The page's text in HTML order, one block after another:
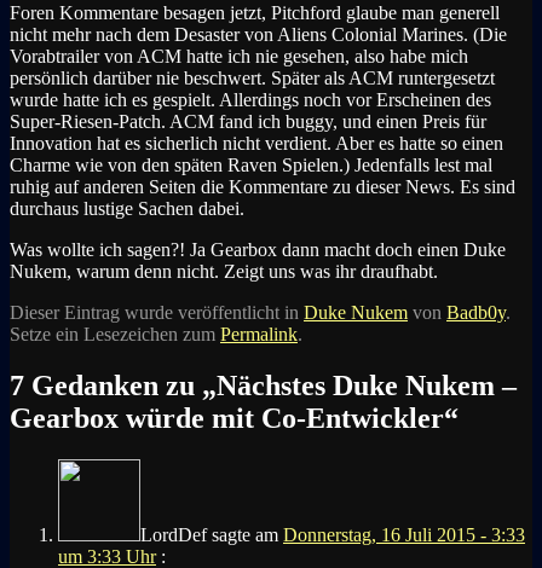
Foren Kommentare besagen jetzt, Pitchford glaube man generell
nicht mehr nach dem Desaster von Aliens Colonial Marines. (Die
Vorabtrailer von ACM hatte ich nie gesehen, also habe mich
persönlich darüber nie beschwert. Später als ACM runtergesetzt
wurde hatte ich es gespielt. Allerdings noch vor Erscheinen des
Super-Riesen-Patch. ACM fand ich buggy, und einen Preis für
Innovation hat es sicherlich nicht verdient. Aber es hatte so einen
Charme wie von den späten Raven Spielen.) Jedenfalls lest mal
ruhig auf anderen Seiten die Kommentare zu dieser News. Es sind
durchaus lustige Sachen dabei.
Was wollte ich sagen?! Ja Gearbox dann macht doch einen Duke
Nukem, warum denn nicht. Zeigt uns was ihr draufhabt.
Dieser Eintrag wurde veröffentlicht in Duke Nukem von Badb0y.
Setze ein Lesezeichen zum Permalink.
7 Gedanken zu „Nächstes Duke Nukem –
Gearbox würde mit Co-Entwickler“
LordDefsagte am Donnerstag, 16 Juli 2015 - 3:33
um 3:33 Uhr :